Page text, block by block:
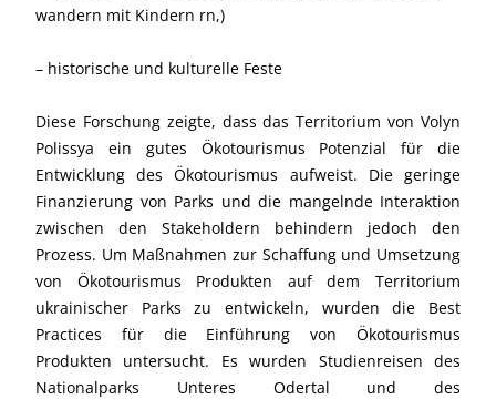
wandern mit Kindern rn,)
– historische und kulturelle Feste
Diese Forschung zeigte, dass das Territorium von Volyn
Polissya ein gutes Ökotourismus Potenzial für die
Entwicklung des Ökotourismus aufweist. Die geringe
Finanzierung von Parks und die mangelnde Interaktion
zwischen den Stakeholdern behindern jedoch den
Prozess. Um Maßnahmen zur Schaffung und Umsetzung
von Ökotourismus Produkten auf dem Territorium
ukrainischer Parks zu entwickeln, wurden die Best
Practices für die Einführung von Ökotourismus
Produkten untersucht. Es wurden Studienreisen des
Nationalparks Unteres Odertal und des